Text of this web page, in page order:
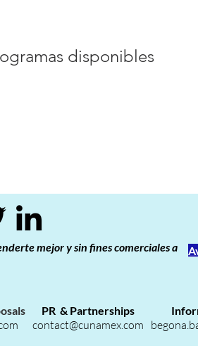
disponibles
mejor y sin fines comerciales a
PR & Partnerships
contact@cunamex.com